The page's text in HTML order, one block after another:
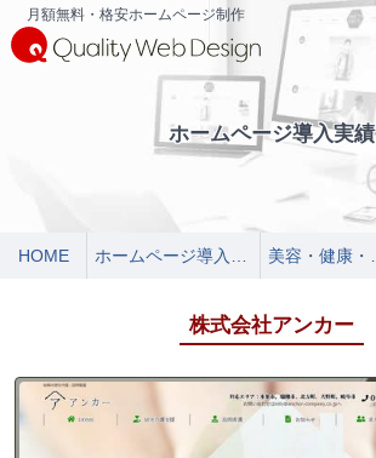
月額無料・格安ホームページ制作
ホームページ導入実績
HOME
株式会社アンカー